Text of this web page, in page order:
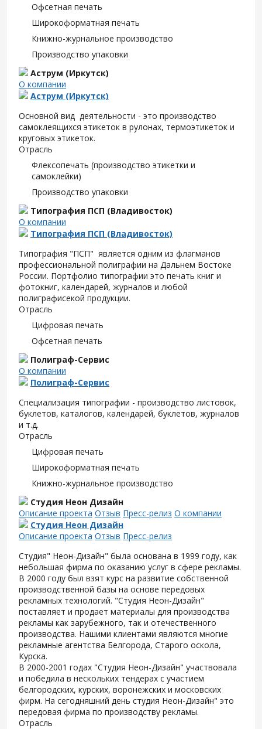
Офсетная печать
Широкоформатная печать
Книжно-журнальное производство
Производство упаковки
Аструм (Иркутск)
О компании
Аструм (Иркутск)
Основной вид деятельности - это производство
самоклеящихся этикеток в рулонах, термоэтикеток и
круговых этикеток.
Отрасль
Флексопечать (производство этикетки и
самоклейки)
Производство упаковки
Типография ПСП (Владивосток)
О компании
Типография ПСП (Владивосток)
Типография "ПСП" является одним из флагманов
профессиональной полиграфии на Дальнем Востоке
России. Портфолио типографии это печать книг и
фотокниг, календарей, журналов и любой
полиграфисекой продукции.
Отрасль
Цифровая печать
Офсетная печать
Полиграф-Сервис
О компании
Полиграф-Сервис
Специализация типографии - производство листовок,
буклетов, каталогов, календарей, буклетов, журналов
и т.д.
Отрасль
Цифровая печать
Широкоформатная печать
Книжно-журнальное производство
Студия Неон Дизайн
Описание проекта Отзыв Пресс-релиз О компании
Студия Неон Дизайн
Описание проекта Отзыв Пресс-релиз
Студия" Неон-Дизайн" была основана в 1999 году, как
небольшая фирма по оказанию услуг в сфере рекламы.
В 2000 году был взят курс на развитие собственной
производственной базы на основе передовых
рекламных технологий. "Студия Неон-Дизайн"
поставляет и продает материалы для производства
рекламы как зарубежного, так и отечественного
производства. Нашими клиентами являются многие
рекламные агентства Белгорода, Старого оскола,
Курска.
В 2000-2001 годах "Студия Неон-Дизайн" участвовала
и победила в нескольких тендерах с участием
белгородских, курских, воронежских и московских
фирм. На сегодняшний день студия Неон-Дизайн" это
передовая фирма по производству рекламы.
Отрасль